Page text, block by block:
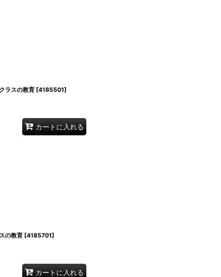
ラスの教育 [4185501]
カートに入れる
の教育 [4185701]
カートに入れる